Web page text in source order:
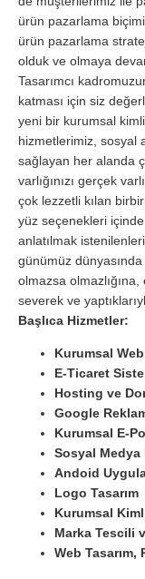
ürün pazarlama
ürün pazarlama
olduk ve olmaya
Tasarımcı
katması için siz
yeni bir kurumsal
hizmetlerimiz, sosyal
sağlayan her alanda
varlığınızı gerçek
çok lezzetli kılan
yüz seçenekleri
anlatılmak istenilenleri
günümüz
olmazsa
severek ve
Başlıca Hizmetler:
Kurumsal Web
E-Ticaret
Hosting ve
Google
Kurumsal E-
Sosyal Medya
Andoid
Logo Tasarım
Kurumsal
Marka Tescili
Web